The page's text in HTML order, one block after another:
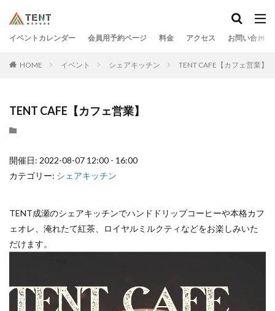
イベントカレンダー 会員用予約ページ 料金 アクセス お問い合わせ
HOME イベント シェアキッチン TENT CAFE【カフェ営業】
TENT CAFE【カフェ営業】
開催日: 2022-08-07 12:00 - 16:00
カテゴリー: シェアキッチン
TENT成瀬のシェアキッチンでハンドドリップコーヒーや本格カフ
ェオレ、淹れたて紅茶、ロイヤルミルクティなどをお楽しみいた
だけます。